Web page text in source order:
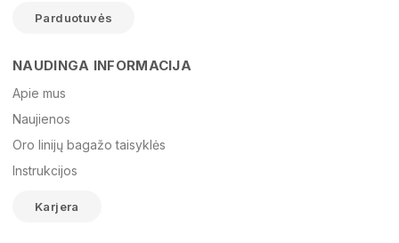
El. paštas
Žinutė
Parduotuvės
NAUDINGA INFORMACIJA
Apie mus
Naujienos
Oro linijų bagažo taisyklės
Instrukcijos
Karjera